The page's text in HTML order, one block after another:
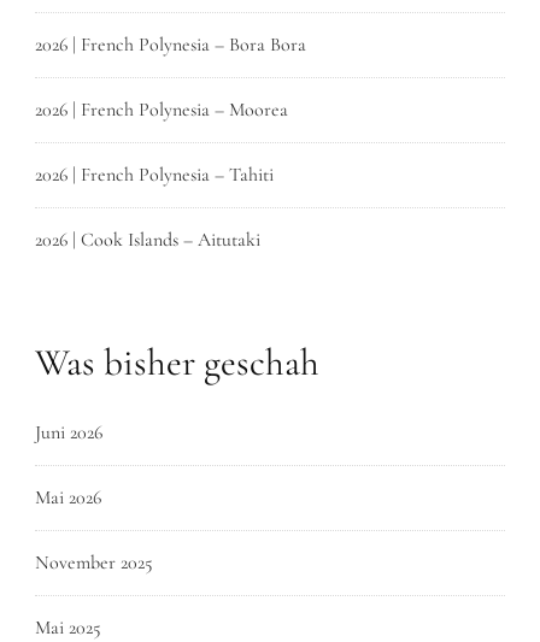
2026 | French Polynesia – Bora Bora
2026 | French Polynesia – Moorea
2026 | French Polynesia – Tahiti
2026 | Cook Islands – Aitutaki
Was bisher geschah
Juni 2026
Mai 2026
November 2025
Mai 2025